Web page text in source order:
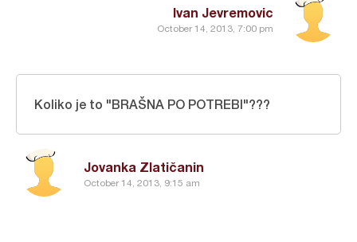
Ivan Jevremovic
October 14, 2013, 7:00 pm
Jovanka Zlatičanin
October 14, 2013, 9:15 am
Koliko je to "BRAŠNA PO POTREBI"???